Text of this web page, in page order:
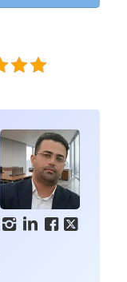
   